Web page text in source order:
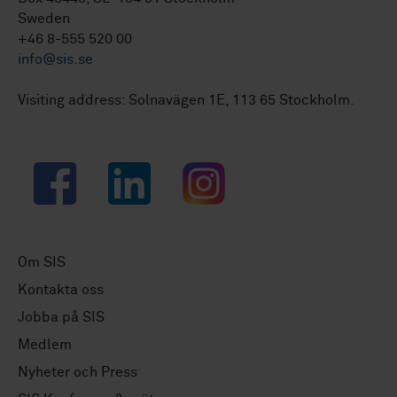
Sweden
+46 8-555 520 00
info@sis.se
Visiting address: Solnavägen 1E, 113 65 Stockholm.
Facebook LinkedIn Instagram
Om SIS
Kontakta oss
Jobba på SIS
Medlem
Nyheter och Press